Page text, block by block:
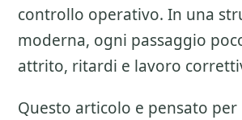
controllo operativo. In una
moderna, ogni passaggio
attrito, ritardi e lavoro
Questo articolo e pensato